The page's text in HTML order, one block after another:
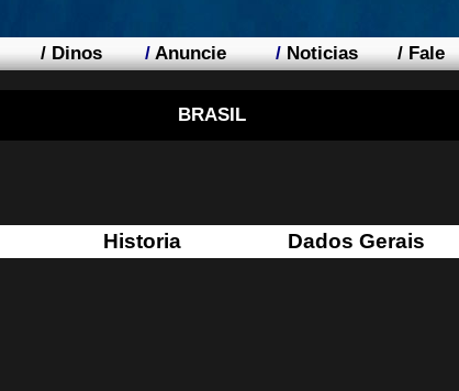
/Dinos /Anuncie /Noticias /Fale
BRASIL
Historia Dados Gerais